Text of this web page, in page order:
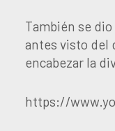
También se
antes visto del
encabezar la
https://